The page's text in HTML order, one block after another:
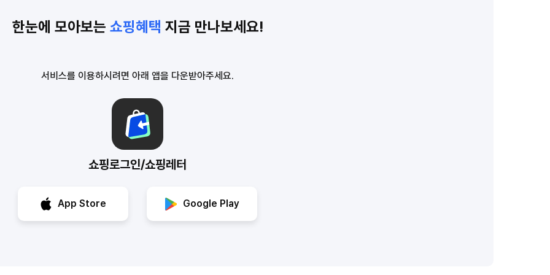
한눈에 모아보는 쇼핑혜택 지금 만나보세요!
서비스를 이용하시려면 아래 앱을 다운받아주세요.
쇼핑로그인/쇼핑레터
App Store Google Play